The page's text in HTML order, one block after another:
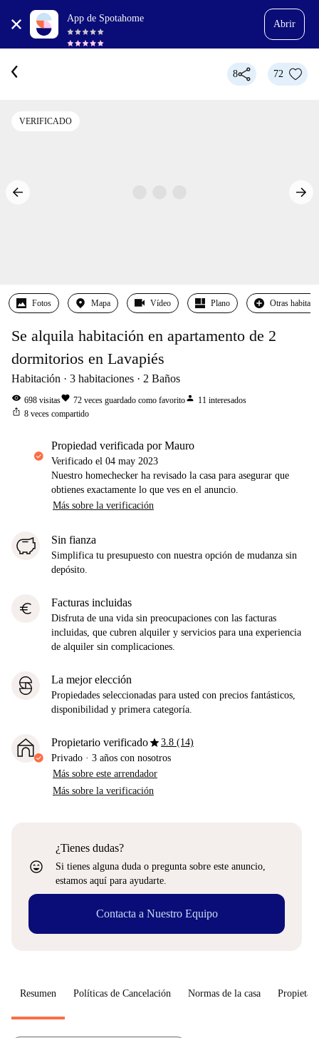
App de Spotahome
Abrir
8 72
VERIFICADO
Fotos Mapa Vídeo Plano Otras
Se alquila habitación en apartamento de 2
dormitorios en Lavapiés
Habitación 3 habitaciones 2 Baños
visibility 698 visitasfavorite 72 veces guardado como favoritoperson 11 interesados
ios_share 8 veces compartido
propiedad verificada por Mauro
Verificado el 04 may 2023
Nuestro homechecker ha revisado la casa para asegurar que
obtienes exactamente lo que ves en el anuncio.
Más sobre la verificación
Sin fianza
Simplifica tu presupuesto con nuestra opción de mudanza sin
depósito.
euro Facturas incluidas
Disfruta de una vida sin preocupaciones con las facturas
incluidas, que cubren alquiler y servicios para una experiencia
de alquiler sin complicaciones.
La mejor elección
Propiedades seleccionadas para usted con precios fantásticos,
disponibilidad y primera categoría.
Propietario verificadostar3.8 (14)
Privado · 3 años con nosotros
Más sobre este arrendador
Más sobre la verificación
sentiment_very_satisfied
¿Tienes dudas?
Si tienes alguna duda o pregunta sobre este anuncio,
estamos aquí para ayudarte.
Contacta a Nuestro Equipo
Resumen Políticas de Cancelación Normas de la casa